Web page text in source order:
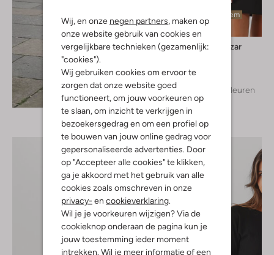
Wij, en onze negen partners , maken op
onze website gebruik van cookies en
vergelijkbare technieken (gezamenlijk:
"cookies").
Wij gebruiken cookies om ervoor te
zorgen dat onze website goed
functioneert, om jouw voorkeuren op
te slaan, om inzicht te verkrijgen in
bezoekersgedrag en om een profiel op
te bouwen van jouw online gedrag voor
gepersonaliseerde advertenties. Door
op "Accepteer alle cookies" te klikken,
ga je akkoord met het gebruik van alle
cookies zoals omschreven in onze
privacy- en cookieverklaring
Wil je je voorkeuren wijzigen? Via de
cookieknop onderaan de pagina kun je
jouw toestemming ieder moment
intrekken. Wil je meer informatie of een
Ontdek de look
Laatste item
Ana Alcazar
+ meer kleuren